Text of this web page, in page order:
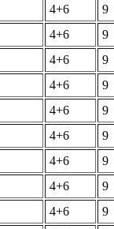
4+6
9
4+6
9
4+6
9
4+6
9
4+6
9
4+6
9
4+6
9
4+6
9
4+6
9